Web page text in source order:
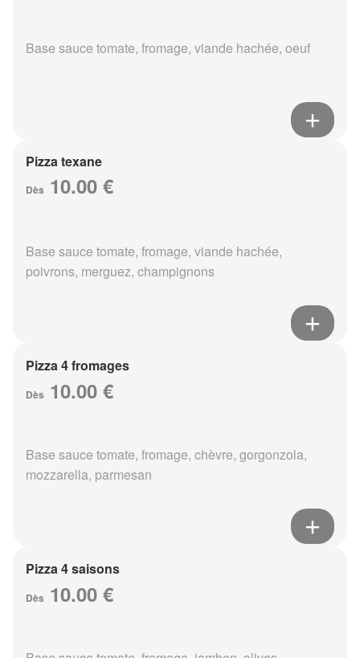
Base sauce tomate, fromage, viande hachée, oeuf
Pizza texane
Dès 10.00 €
Base sauce tomate, fromage, viande hachée,
poivrons, merguez, champignons
Pizza 4 fromages
Dès 10.00 €
Base sauce tomate, fromage, chèvre, gorgonzola,
mozzarella, parmesan
Pizza 4 saisons
Dès 10.00 €